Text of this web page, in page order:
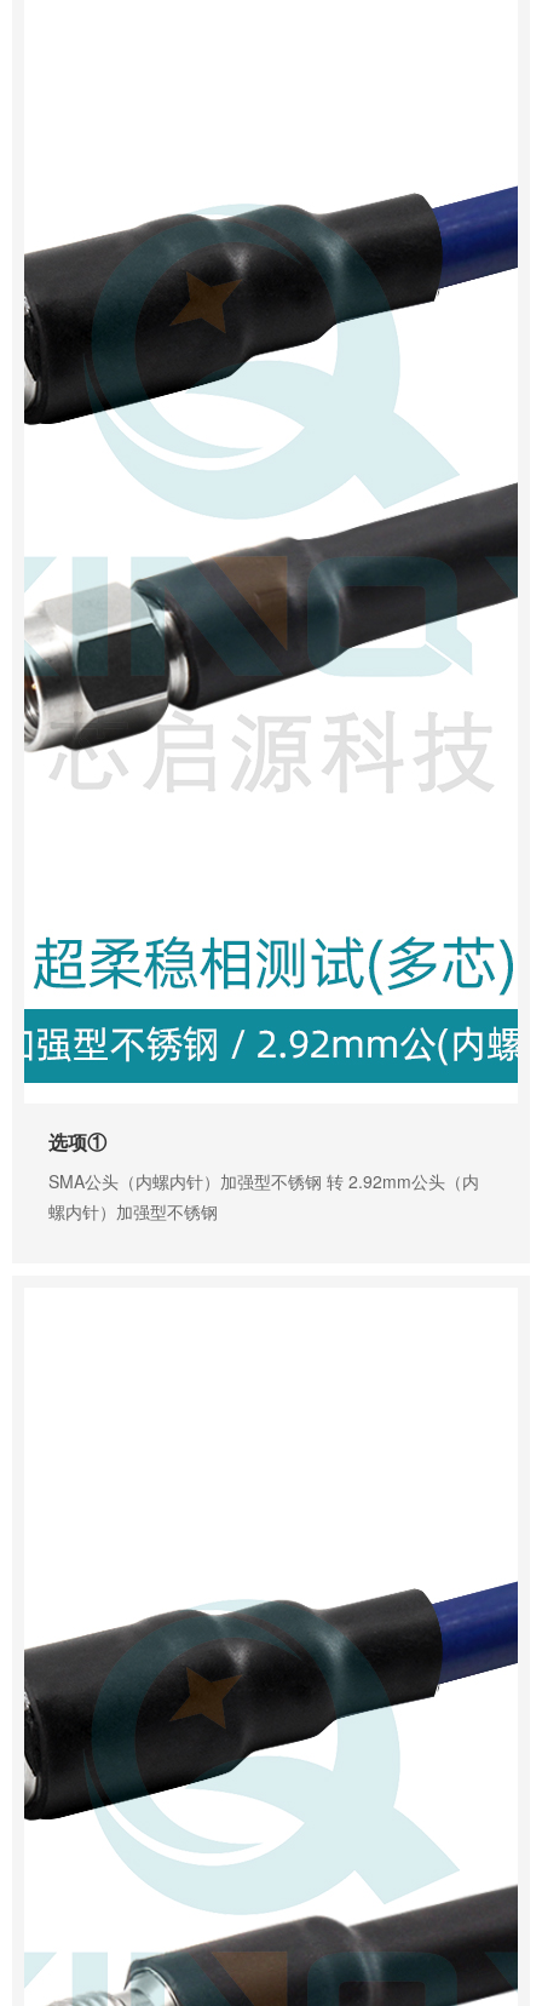
选项①
SMA公头（内螺内针）加强型不锈钢 转 2.92mm公头（内
螺内针）加强型不锈钢